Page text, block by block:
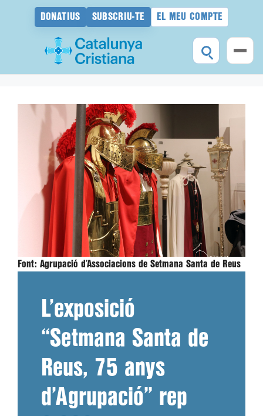
DONATIUS SUBSCRIU-TE EL MEU COMPTE
Font: Agrupació d’Associacions de Setmana Santa de Reus
L’exposició
“Setmana Santa de
Reus, 75 anys
d’Agrupació” rep